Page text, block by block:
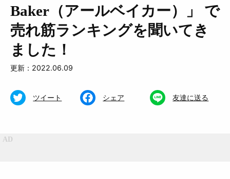
おいしい お知らせ
Baker（アールベイカー）」 で
売れ筋ランキングを聞いてき
ました！
更新：2022.06.09
ツイート シェア 友達に送る